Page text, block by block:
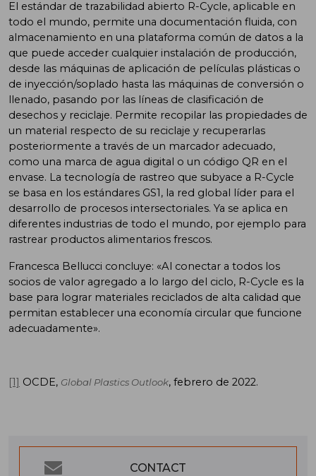
El estándar de trazabilidad abierto R-Cycle, aplicable en
todo el mundo, permite una documentación fluida, con
almacenamiento en una plataforma común de datos a la
que puede acceder cualquier instalación de producción,
desde las máquinas de aplicación de películas plásticas o
de inyección/soplado hasta las máquinas de conversión o
llenado, pasando por las líneas de clasificación de
desechos y reciclaje. Permite recopilar las propiedades de
un material respecto de su reciclaje y recuperarlas
posteriormente a través de un marcador adecuado,
como una marca de agua digital o un código QR en el
envase. La tecnología de rastreo que subyace a R-Cycle
se basa en los estándares GS1, la red global líder para el
desarrollo de procesos intersectoriales. Ya se aplica en
diferentes industrias de todo el mundo, por ejemplo para
rastrear productos alimentarios frescos.
Francesca Bellucci concluye: «Al conectar a todos los
socios de valor agregado a lo largo del ciclo, R-Cycle es la
base para lograr materiales reciclados de alta calidad que
permitan establecer una economía circular que funcione
adecuadamente».
[1] OCDE, Global Plastics Outlook, febrero de 2022.
CONTACT